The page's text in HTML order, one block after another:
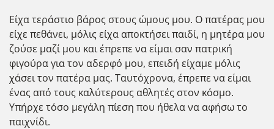
Είχα τεράστιο βάρος στους ώμους μου. Ο πατέρας μου
είχε πεθάνει, μόλις είχα αποκτήσει παιδί, η μητέρα μου
ζούσε μαζί μου και έπρεπε να είμαι σαν πατρική
φιγούρα για τον αδερφό μου, επειδή είχαμε μόλις
χάσει τον πατέρα μας. Ταυτόχρονα, έπρεπε να είμαι
ένας από τους καλύτερους αθλητές στον κόσμο.
Υπήρχε τόσο μεγάλη πίεση που ήθελα να αφήσω το
παιχνίδι.